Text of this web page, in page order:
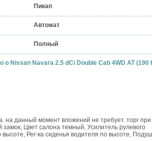
Пикап
Автомат
Полный
о Nissan Navara 2.5 dCi Double Cab 4WD AT (190
на данный момент вложений не требует. торг при
Цвет салона темный, Усилитель рулевого
Рег-ка сиденья водителя по высоте,